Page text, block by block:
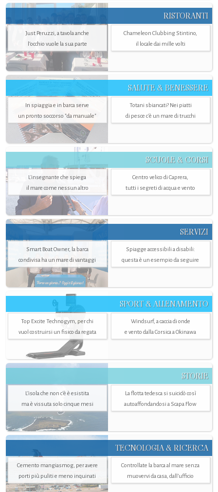
RISTORANTI
Just Peruzzi, a tavola anche
l’occhio vuole la sua parte
Chameleon Clubbing Stintino,
il locale dai mille volti
SALUTE & BENESSERE
In spiaggia e in barca serve
un pronto soccorso "da manuale"
Totani sbiancati? Nei piatti
di pesce c'è un mare di trucchi
SCUOLE & CORSI
L'insegnante che spiega
il mare come nessun altro
Centro velico di Caprera,
tutti i segreti di acqua e vento
SERVIZI
Smart Boat Owner, la barca
condivisa ha un mare di vantaggi
Spiagge accessibili a disabili:
questa è un esempio da seguire
SPORT & ALLENAMENTO
Top Excite Technogym, per chi
vuol costruirsi un fisico da regata
Windsurf, a caccia di onde
e vento dalla Corsica a Okinawa
STORIE
L’isola che non c'è è esistita
ma è vissuta solo cinque mesi
La flotta tedesca si suicidò così
autoaffondandosi a Scapa Flow
TECNOLOGIA & RICERCA
Cemento mangiasmog, per avere
porti più puliti e meno inquinati
Controllate la barca al mare senza
muovervi da casa, dall’ufficio